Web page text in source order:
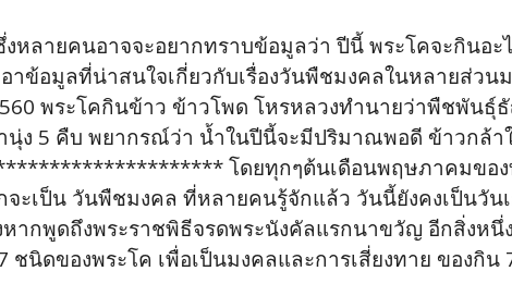
ายคนอาจจะอยากทราบข้อมูลว่า ปีนี้ พระโคจะกินอะไ
อาข้อมูลที่น่าสนใจเกี่ยวกับเรื่องวันพืชมงคลในหลายส่ว
พระโคกินข้าว ข้าวโพด โหรหลวงทำนายว่าพืชพัน
ง 5 คืบ พยากรณ์ว่า น้ำในปีนี้จะมีปริมาณพอดี ข้าวกล้า
โดยทุกๆต้นเดือนพฤษภาคมของ
ะเป็น วันพืชมงคล ที่หลายคนรู้จักแล้ว วันนี้ยังคงเป็นวัน
ากพูดถึงพระราชพิธีจรดพระนังคัลแรกนาขวัญ อีกสิ่งห
นิดของพระโค เพื่อเป็นมงคลและการเสี่ยงทาย ของกิน